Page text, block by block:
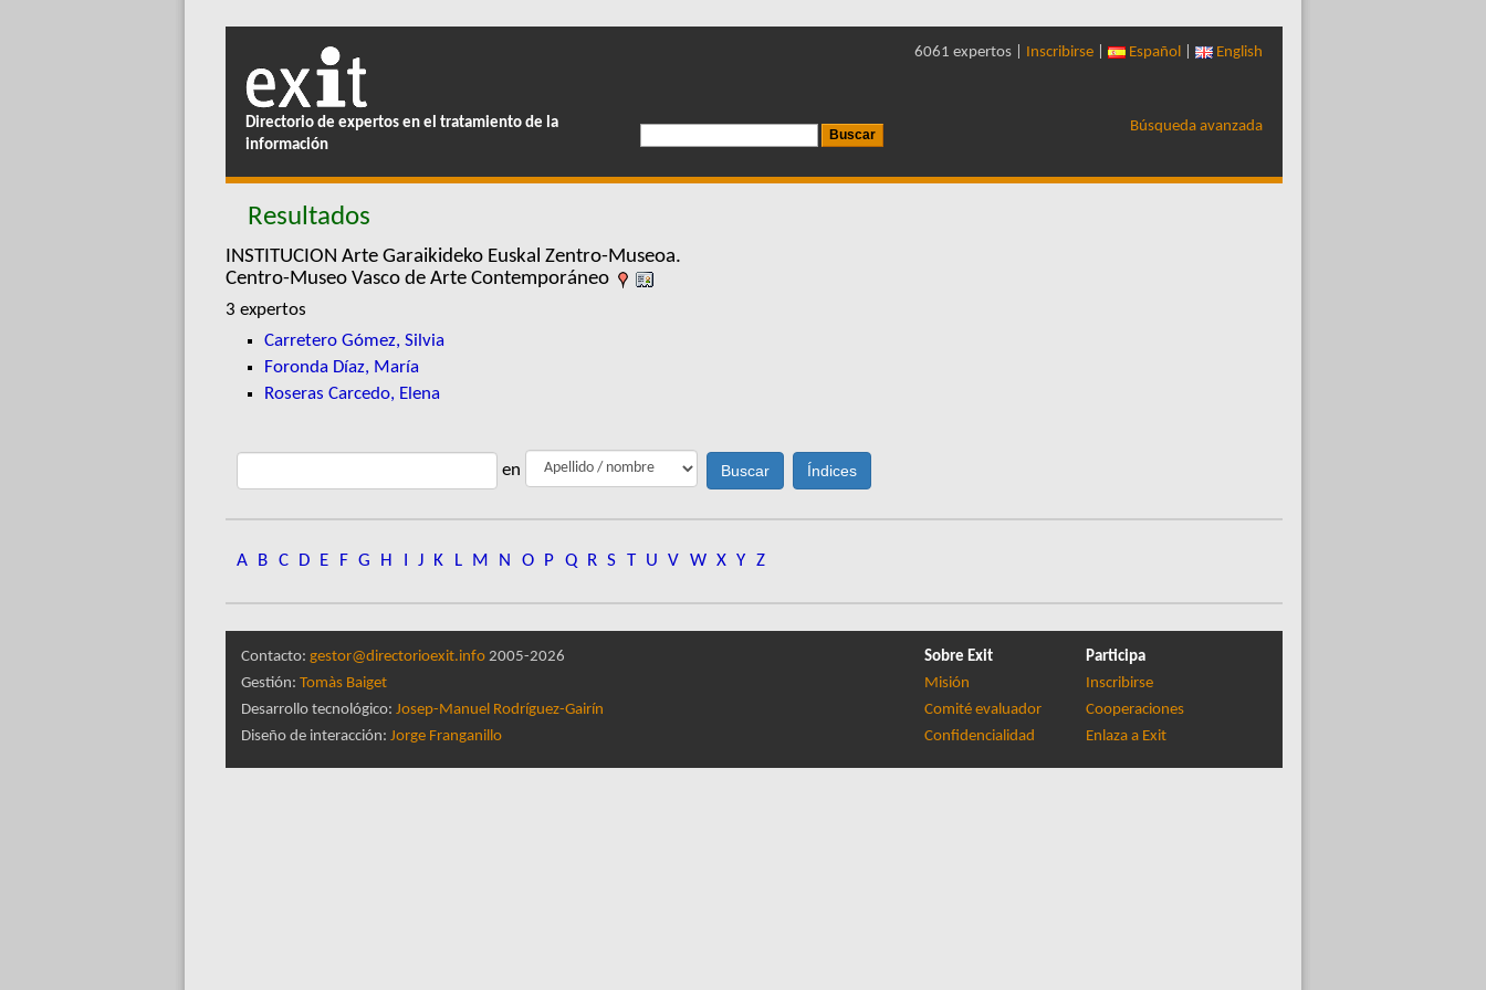
Directorio de expertos en el tratamiento de la
información
6061 expertos | Inscribirse Español English
Búsqueda avanzada
Resultados
INSTITUCION Arte Garaikideko Euskal Zentro-Museoa.
Centro-Museo Vasco de Arte Contemporáneo
3 expertos
Carretero Gómez, Silvia
Foronda Díaz, María
Roseras Carcedo, Elena
en
A B C D E F G H J K L M N O P Q R S T U V W X Y Z
Contacto: gestor@directorioexit.info 2005-2026
Gestión: Tomàs Baiget
Desarrollo tecnológico: Josep-Manuel Rodríguez-Gairín
Diseño de interacción: Jorge Franganillo
Sobre Exit
Misión
Comité evaluador
Confidencialidad
Participa
Inscribirse
Cooperaciones
Enlaza a Exit